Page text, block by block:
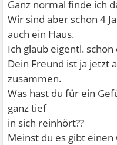
Ganz normal finde ich
Wir sind aber schon 4
auch ein Haus.
Ich glaub eigentl.
Dein Freund ist ja jetzt
zusammen.
Was hast du für ein
ganz tief
in sich reinhört??
Meinst du es gibt